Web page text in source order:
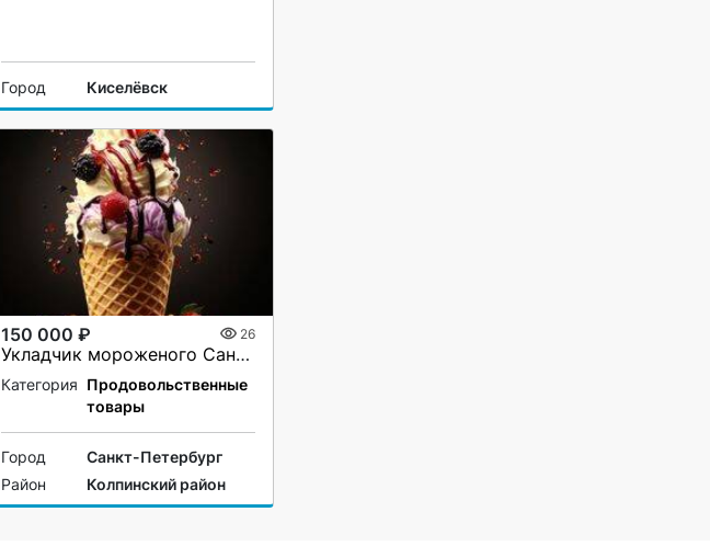
Город Киселёвск
150 000 ₽ 26
Укладчик мороженого Санкт Петербург вахта, жильё, питание
Категория Продовольственные
товары
Город
Санкт-Петербург
Район
Колпинский район